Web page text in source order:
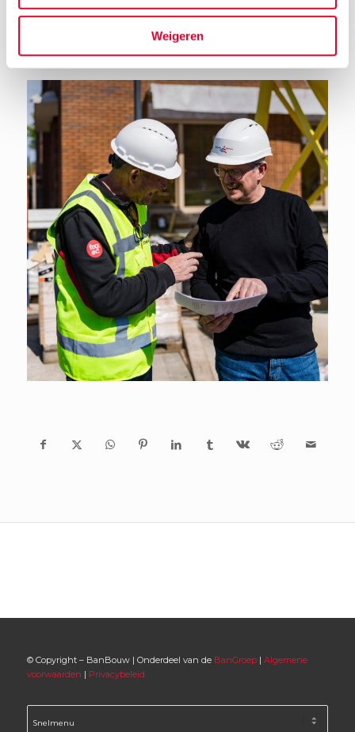
Weigeren
© Copyright – BanBouw | Onderdeel van de BanGroep| Algemene
voorwaarden | Privacybeleid